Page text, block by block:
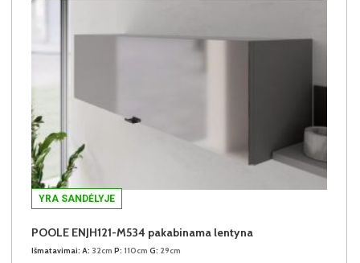
YRA SANDĖLYJE
POOLE ENJH121-M534 pakabinama lentyna
Išmatavimai: A: 32cm P: 110cm G: 29cm